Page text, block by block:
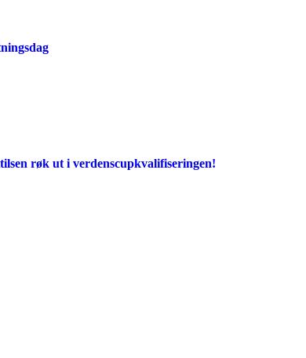
røk ut i verdenscupkvalifiseringen!